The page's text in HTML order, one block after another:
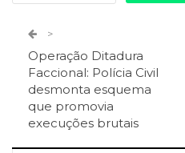
ReddIt
Facebook Messenger
>
Operação Ditadura
Faccional: Polícia Civil
desmonta esquema
que promovia
execuções brutais